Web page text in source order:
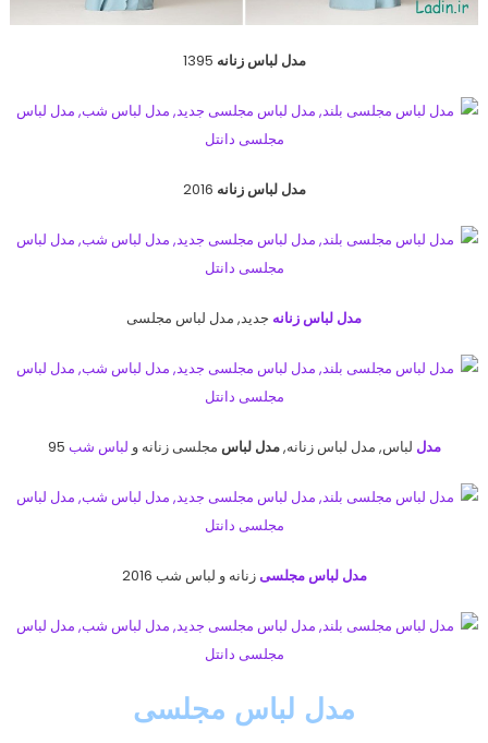
مدل لباس زنانه
مدل لباس زنانه
مدل لباس زنانه جدید, مدل لباس مجلسی
مدل لباس, مدل لباس زنانه,مدل لباس مجلسی زنانه و لباس شب
مدل لباس مجلسیزنانه و لباس شب 2016
مدل لباس مجلسی